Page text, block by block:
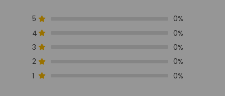
5
0%
4
0%
3
0%
2
0%
1
0%